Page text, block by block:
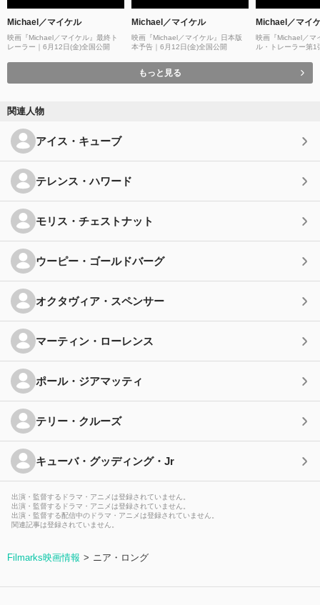
Michael／マイケル
映画『Michael／マイケル』最終ト
レーラー｜6月12日(金)全国公開
Michael／マイケル
映画『Michael／マイケル』日本版
本予告｜6月12日(金)全国公開
Michael／マイ
映画『Michael／マ
ル・トレーラー第1
もっと見る
関連人物
アイス・キューブ
テレンス・ハワード
モリス・チェストナット
ウーピー・ゴールドバーグ
オクタヴィア・スペンサー
マーティン・ローレンス
ポール・ジアマッティ
テリー・クルーズ
キューバ・グッディング・Jr
出演・監督するドラマ・アニメは登録されていません。
出演・監督するドラマ・アニメは登録されていません。
出演・監督する配信中のドラマ・アニメは登録されていません。
関連記事は登録されていません。
Filmarks映画情報 ニア・ロング